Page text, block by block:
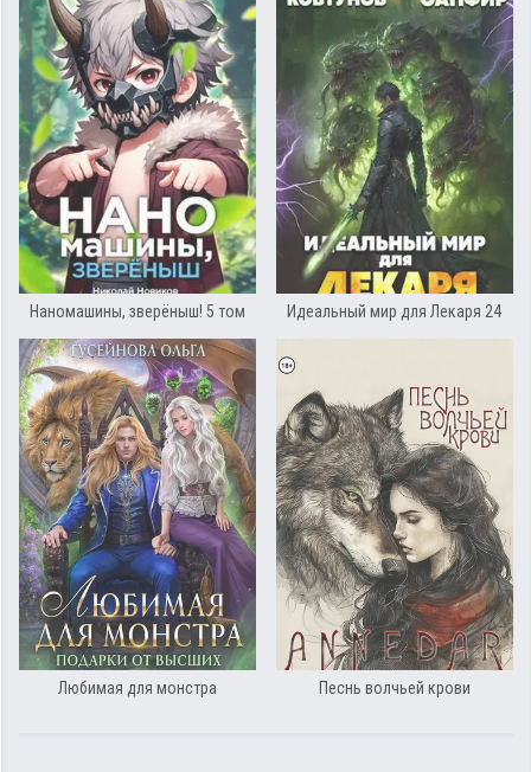
Наномашины, зверёныш! 5 том Идеальный мир для Лекаря 24
Любимая для монстра Песнь волчьей крови